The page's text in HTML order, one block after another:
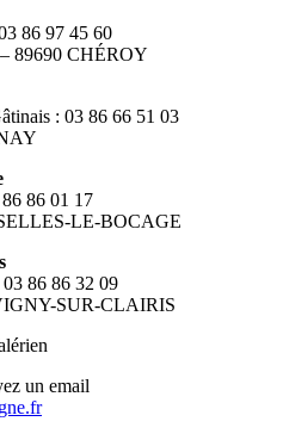
86 97 45 60
89690 CHÉROY
: 03 86 66 51 03
86 01 17
LE-BOCAGE
86 86 32 09
SUR-CLAIRIS
un email